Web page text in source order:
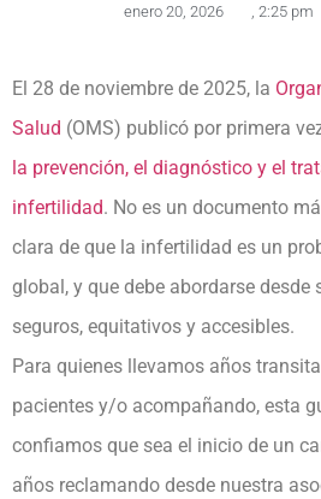
enero 20, 2026 2:25 pm
El 28 de noviembre de 2025, la
Salud (OMS) publicó por primera
la prevención, el diagnóstico y el
infertilidad. No es un documento
clara de que la infertilidad es un
global, y que debe abordarse
seguros, equitativos y accesibles.
Para quienes llevamos años
pacientes y/o acompañando, esta
confiamos que sea el inicio de un
años reclamando desde nuestra